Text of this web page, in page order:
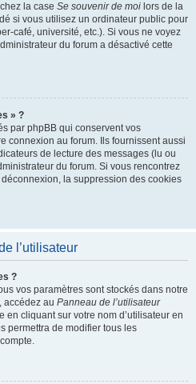
la case Se souvenir de moi lors de la
si vous utilisez un ordinateur public pour
café, université, etc.). Si vous ne voyez
du forum a désactivé cette
» ?
par phpBB qui conservent vos
connexion au forum. Ils fournissent aussi
de lecture des messages (lu ou
du forum. Si vous rencontrez
la suppression des cookies
l’utilisateur
?
vos paramètres sont stockés dans notre
accédez au Panneau de l’utilisateur
cliquant sur votre nom d’utilisateur en
permettra de modifier tous les